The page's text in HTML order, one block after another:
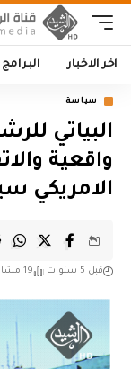
اخر الاخبار البرامج
سياسة
البياتي
واقعية
الامريكي
قبل 5 سنوات 19 مشاهدات